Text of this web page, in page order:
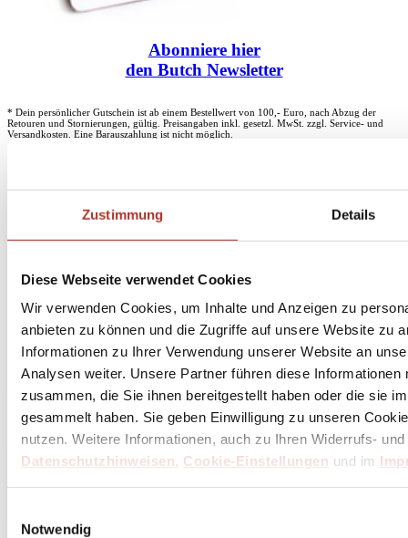
Zustimmung Details
Diese Webseite verwendet Cookies
Wir verwenden Cookies, um Inhalte und Anzeigen zu
anbieten zu können und die Zugriffe auf unsere Website zu
Informationen zu Ihrer Verwendung unserer Website an
Analysen weiter. Unsere Partner führen diese
zusammen, die Sie ihnen bereitgestellt haben oder die sie
gesammelt haben. Sie geben Einwilligung zu unseren
nutzen. Weitere Informationen, auch zu Ihren Widerrufs-
Datenschutzhinweisen, Cookie-Einstellungen und im
Notwendig
Abonniere hier
den Butch Newsletter
* Dein persönlicher Gutschein ist ab einem Bestellwert von 100,- Euro, nach Abzug der
Retouren und Stornierungen, gültig. Preisangaben inkl. gesetzl. MwSt. zzgl. Service- und
Versandkosten. Eine Barauszahlung ist nicht möglich.
Unser Dankeschön für deinen Einkauf ab 100 €